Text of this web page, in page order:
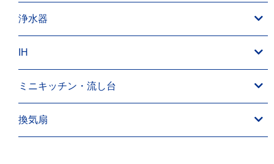
浄水器
IH
ミニキッチン・流し台
換気扇